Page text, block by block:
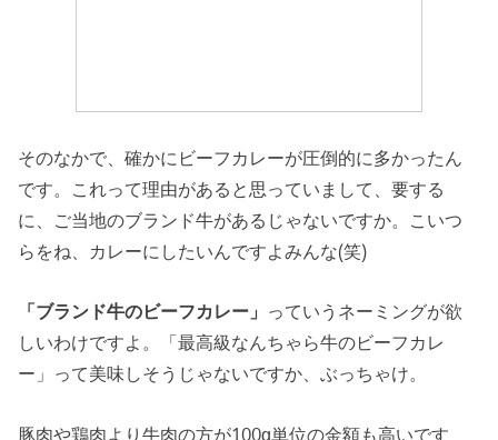
そのなかで、確かにビーフカレーが圧倒的に多かったん
です。これって理由があると思っていまして、要する
に、ご当地のブランド牛があるじゃないですか。こいつ
らをね、カレーにしたいんですよみんな(笑)
「ブランド牛のビーフカレー」 っていうネーミングが欲
しいわけですよ。「最高級なんちゃら牛のビーフカレ
ー」って美味しそうじゃないですか、ぶっちゃけ。
豚肉や鶏肉より牛肉の方が100g単位の金額も高いです